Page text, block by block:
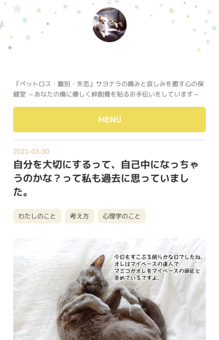
『ペットロス・離別・失恋』サヨナラの痛みと哀しみを癒す心の保
健室 ～あなたの傷に優しく絆創膏を貼るお手伝いをしています～
MENU
2021-03-30
自分を大切にするって、自己中になっちゃ
うのかな？って私も過去に思っていまし
た。
わたしのこと 考え方 心理学のこと